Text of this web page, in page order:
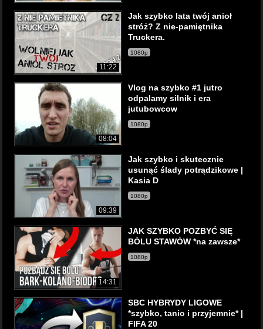
11:22
Jak szybko lata twój anioł
stróż? Z nie-pamiętnika
Truckera.
1080p
08:04
Vlog na szybko #1 jutro
odpalamy silnik i era
jutubowcow
1080p
09:39
Jak szybko i skutecznie
usunąć ślady potrądzikowe |
Kasia D
1080p
14:31
JAK SZYBKO POZBYĆ SIĘ
BÓLU STAWÓW *na zawsze*
1080p
SBC HYBRYDY LIGOWE
*szybko, tanio i przyjemnie* |
FIFA 20